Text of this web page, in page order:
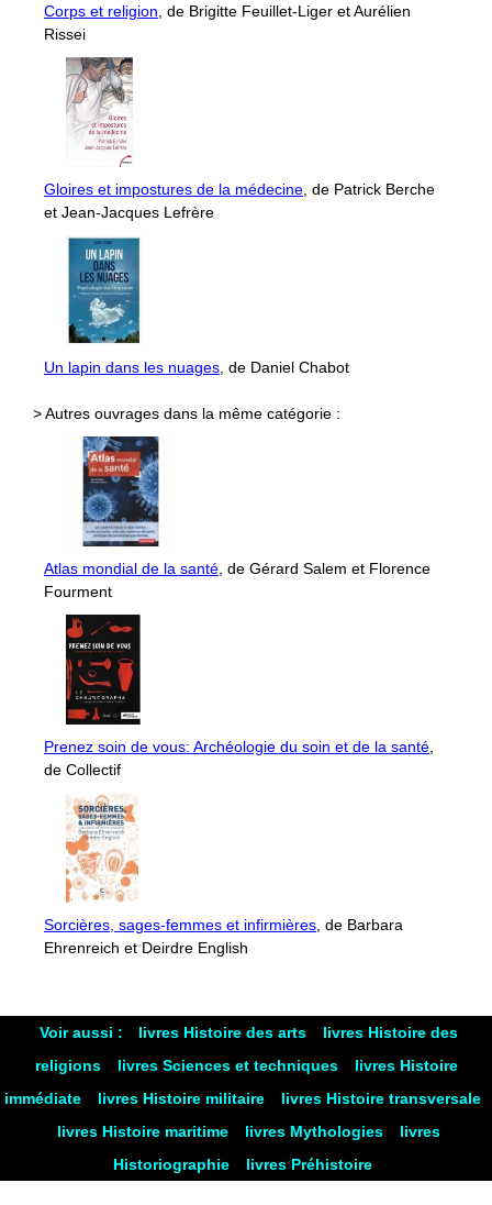
Corps et religion , de Brigitte Feuillet-Liger et Aurélien
Rissei
Gloires et impostures de la médecine , de Patrick Berche
et Jean-Jacques Lefrère
Un lapin dans les nuages , de Daniel Chabot
> Autres ouvrages dans la même catégorie :
Atlas mondial de la santé , de Gérard Salem et Florence
Fourment
Prenez soin de vous: Archéologie du soin et de la santé
de Collectif
Sorcières, sages-femmes et infirmières , de Barbara
Ehrenreich et Deirdre English
Voir aussi : livres Histoire des arts
livres Histoire des
religions
livres Sciences et techniques
livres Histoire
immédiate
livres Histoire militaire
livres Histoire transversale
livres Histoire maritime
livres Mythologies
livres
Historiographie
livres Préhistoire